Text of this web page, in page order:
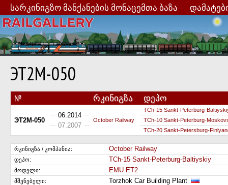
სარკინიგზო მანქანების მონაცემთა ბაზა
ЭТ2М-050
№ რკინიგზა დეპო
ЭТ2М-050
06.2014
October Railway
TCh-15 Sankt-Peterburg-
07.2007
TCh-10 Sankt-Peterburg-
TCh-20 Sankt-Petersburg-
რკინიგზა / კომპანია: October Railway
დეპო: TCh-15 Sankt-Peterburg-Baltiyskiy
მოდელი: EMU ET2
მშენებელი: Torzhok Car Building Plant